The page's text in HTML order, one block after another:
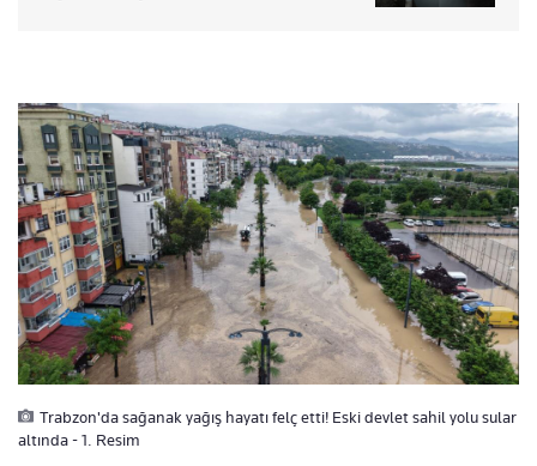
Trabzon'da sağanak yağış hayatı felç etti! Eski devlet sahil yolu sular
altında - 1. Resim